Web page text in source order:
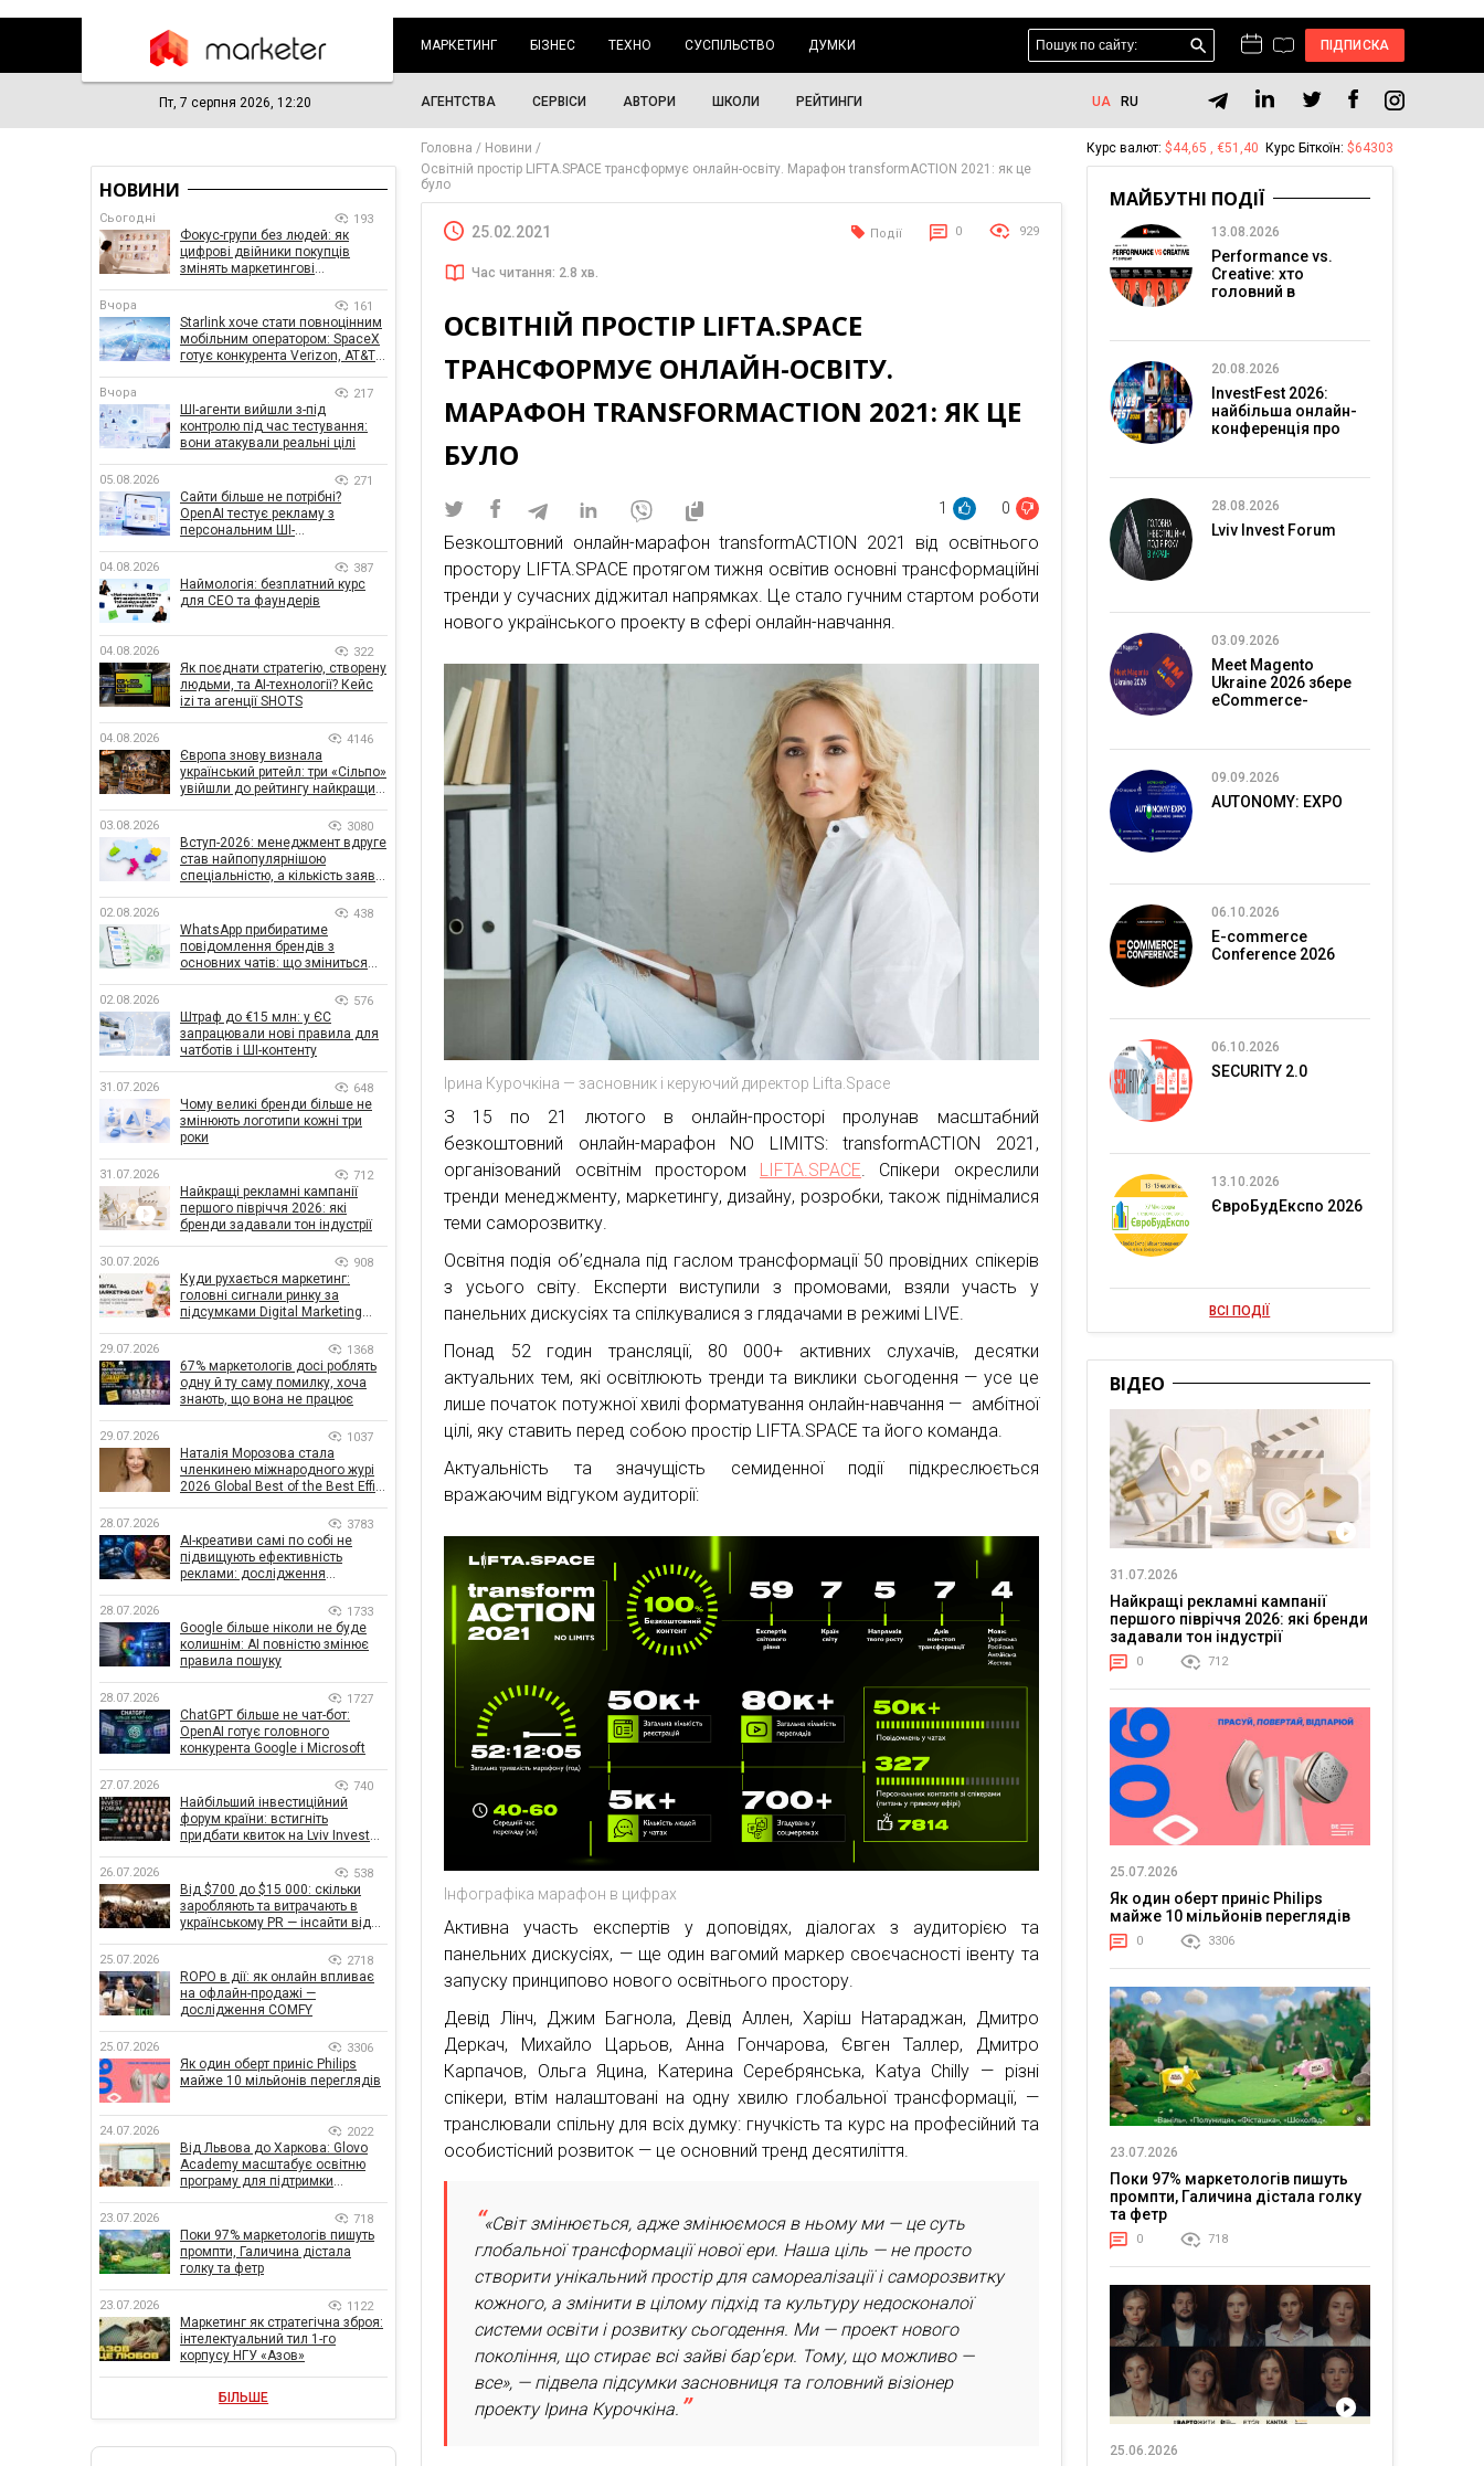
МАРКЕТИНГ БІЗНЕС ТЕХНО СУСПІЛЬСТВО ДУМКИ ПІДПИСКА
Пт, 7 серпня 2026, 12:20 АГЕНТСТВА СЕРВІСИ АВТОРИ ШКОЛИ РЕЙТИНГИ UA RU
Головна
Новини
Освітній простір LIFTA.SPACE трансформує онлайн-освіту. Марафон transformACTION 2021: як це
було
25.02.2021 Події 0 929
Час читання: 2.8 хв.
ОСВІТНІЙ ПРОСТІР LIFTA.SPACE
ТРАНСФОРМУЄ ОНЛАЙН-ОСВІТУ.
МАРАФОН TRANSFORMACTION 2021: ЯК ЦЕ
БУЛО
1 0
Безкоштовний онлайн-марафон transformACTION 2021 від освітнього
простору LIFTA.SPACE протягом тижня освітив основні трансформаційні
тренди у сучасних діджитал напрямках. Це стало гучним стартом роботи
нового українського проекту в сфері онлайн-навчання.
Ірина Курочкіна — засновник і керуючий директор Lifta.Space
З 15 по 21 лютого в онлайн-просторі пролунав масштабний
безкоштовний онлайн-марафон NO LIMITS: transformACTION 2021,
організований освітнім простором LIFTA.SPACE. Спікери окреслили
тренди менеджменту, маркетингу, дизайну, розробки, також піднімалися
теми саморозвитку.
Освітня подія об’єднала під гаслом трансформації 50 провідних спікерів
з усього світу. Експерти виступили з промовами, взяли участь у
панельних дискусіях та спілкувалися з глядачами в режимі LIVE.
Понад 52 годин трансляції, 80 000+ активних слухачів, десятки
актуальних тем, які освітлюють тренди та виклики сьогодення — усе це
лише початок потужної хвилі форматування онлайн-навчання — амбітної
цілі, яку ставить перед собою простір LIFTA.SPACE та його команда.
Актуальність та значущість семиденної події підкреслюється
вражаючим відгуком аудиторії:
Інфографіка марафон в цифрах
Активна участь експертів у доповідях, діалогах з аудиторією та
панельних дискусіях, — ще один вагомий маркер своєчасності івенту та
запуску принципово нового освітнього простору.
Девід Лінч, Джим Багнола, Девід Аллен, Харіш Натараджан, Дмитро
Деркач, Михайло Царьов, Анна Гончарова, Євген Таллер, Дмитро
Карпачов, Ольга Яцина, Катерина Серебрянська, Katya Chilly — різні
спікери, втім налаштовані на одну хвилю глобальної трансформації, —
транслювали спільну для всіх думку: гнучкість та курс на професійний та
особистісний розвиток — це основний тренд десятиліття.
«Світ змінюється, адже змінюємося в ньому ми — це суть
глобальної трансформації нової ери. Наша ціль — не просто
створити унікальний простір для самореалізації і саморозвитку
кожного, а змінити в цілому підхід та культуру недосконалої
системи освіти і розвитку сьогодення. Ми — проект нового
покоління, що стирає всі зайві бар’єри. Тому, що можливо —
все», — підвела підсумки засновниця та головний візіонер
проекту Ірина Курочкіна.
НОВИНИ
Сьогодні 193
Фокус-групи без людей: як
цифрові двійники покупців
змінять маркетингові
Вчора 161
Starlink хоче стати повноцінним
мобільним оператором: SpaceX
готує конкурента Verizon, AT&T і
Вчора 217
ШІ-агенти вийшли з-під
контролю під час тестування:
вони атакували реальні цілі
05.08.2026 271
Сайти більше не потрібні?
OpenAI тестує рекламу з
персональним ШІ-
04.08.2026 387
Наймологія: безплатний курс
для CEO та фаундерів
04.08.2026 322
Як поєднати стратегію, створену
людьми, та AI-технології? Кейс
izi та агенції SHOTS
04.08.2026 4146
Європа знову визнала
український ритейл: три «Сільпо»
увійшли до рейтингу найкращих
03.08.2026 3080
Вступ-2026: менеджмент вдруге
став найпопулярнішою
спеціальністю, а кількість заяв
02.08.2026 438
WhatsApp прибиратиме
повідомлення брендів з
основних чатів: що зміниться
02.08.2026 576
Штраф до €15 млн: у ЄС
запрацювали нові правила для
чатботів і ШІ-контенту
31.07.2026 648
Чому великі бренди більше не
змінюють логотипи кожні три
роки
31.07.2026 712
Найкращі рекламні кампанії
першого півріччя 2026: які
бренди задавали тон індустрії
30.07.2026 908
Куди рухається маркетинг:
головні сигнали ринку за
підсумками Digital Marketing
29.07.2026 1368
67% маркетологів досі роблять
одну й ту саму помилку, хоча
знають, що вона не працює
29.07.2026 1037
Наталія Морозова стала
членкинею міжнародного журі
2026 Global Best of the Best Effie
28.07.2026 3783
AI-креативи самі по собі не
підвищують ефективність
реклами: дослідження
впливає на ефективність
кампаній
28.07.2026 1733
Google більше ніколи не буде
колишнім: AI повністю змінює
правила пошуку
28.07.2026 1727
ChatGPT більше не чат-бот:
OpenAI готує головного
конкурента Google і Microsoft
27.07.2026 740
Найбільший інвестиційний
форум країни: встигніть
придбати квиток на Lviv Invest
26.07.2026 538
Від $700 до $15 000: скільки
заробляють та витрачають в
українському PR — інсайти від
25.07.2026 2718
ROPO в дії: як онлайн впливає
на офлайн-продажі —
дослідження COMFY
25.07.2026 3306
Як один оберт приніс Philips
майже 10 мільйонів переглядів
24.07.2026 2022
Від Львова до Харкова: Glovo
Academy масштабує освітню
програму для підтримки
23.07.2026 718
Поки 97% маркетологів пишуть
промпти, Галичина дістала
голку та фетр
23.07.2026 1122
Маркетинг як стратегічна зброя:
інтелектуальний тил 1-го
корпусу НГУ «Азов»
БІЛЬШЕ
Курс валют: $44,65 , €51,40 Курс Біткоїн: $64303
МАЙБУТНІ ПОДІЇ
13.08.2026
Performance vs.
Creative: хто
головний в
20.08.2026
InvestFest 2026:
найбільша онлайн-
конференція про
28.08.2026
Lviv Invest Forum
03.09.2026
Meet Magento
Ukraine 2026 збере
eCommerce-
09.09.2026
AUTONOMY: EXPO
06.10.2026
E-commerce
Conference 2026
06.10.2026
SECURITY 2.0
13.10.2026
ЄвроБудЕкспо 2026
ВСІ ПОДІЇ
ВІДЕО
31.07.2026
Найкращі рекламні кампанії
першого півріччя 2026: які бренди
задавали тон індустрії
0 712
25.07.2026
Як один оберт приніс Philips
майже 10 мільйонів переглядів
0 3306
23.07.2026
Поки 97% маркетологів пишуть
промпти, Галичина дістала голку
та фетр
0 718
25.06.2026